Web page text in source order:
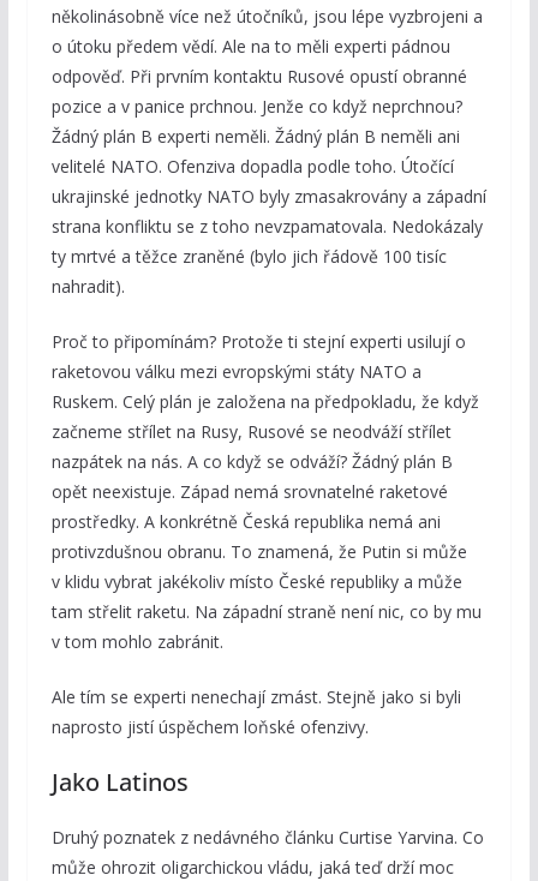
několinásobně více než útočníků, jsou lépe vyzbrojeni a
o útoku předem vědí. Ale na to měli experti pádnou
odpověď. Při prvním kontaktu Rusové opustí obranné
pozice a v panice prchnou. Jenže co když neprchnou?
Žádný plán B experti neměli. Žádný plán B neměli ani
velitelé NATO. Ofenziva dopadla podle toho. Útočící
ukrajinské jednotky NATO byly zmasakrovány a západní
strana konfliktu se z toho nevzpamatovala. Nedokázaly
ty mrtvé a těžce zraněné (bylo jich řádově 100 tisíc
nahradit).
Proč to připomínám? Protože ti stejní experti usilují o
raketovou válku mezi evropskými státy NATO a
Ruskem. Celý plán je založena na předpokladu, že když
začneme střílet na Rusy, Rusové se neodváží střílet
nazpátek na nás. A co když se odváží? Žádný plán B
opět neexistuje. Západ nemá srovnatelné raketové
prostředky. A konkrétně Česká republika nemá ani
protivzdušnou obranu. To znamená, že Putin si může
v klidu vybrat jakékoliv místo České republiky a může
tam střelit raketu. Na západní straně není nic, co by mu
v tom mohlo zabránit.
Ale tím se experti nenechají zmást. Stejně jako si byli
naprosto jistí úspěchem loňské ofenzivy.
Jako Latinos
Druhý poznatek z nedávného článku Curtise Yarvina. Co
může ohrozit oligarchickou vládu, jaká teď drží moc